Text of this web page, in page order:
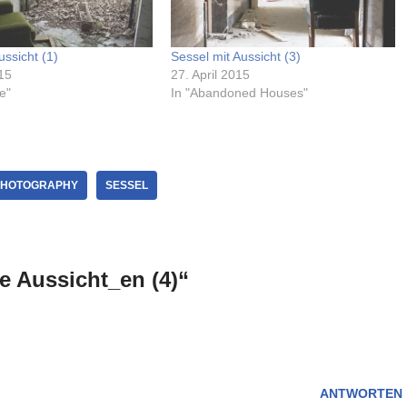
(1)
Sessel mit Aussicht (3)
27. April 2015
In "Abandoned Houses"
SESSEL
Aussicht_en (4)“
ANTWORTEN